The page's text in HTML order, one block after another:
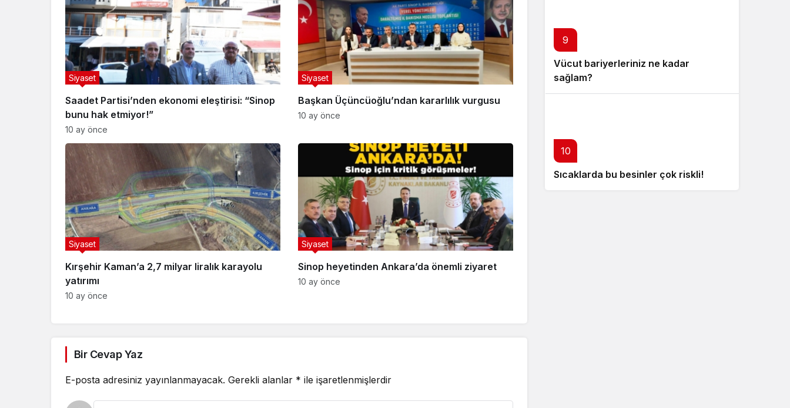
Saadet Partisi’nden ekonomi eleştirisi: “Sinop
bunu hak etmiyor!”
Siyaset
10 ay önce
Başkan Üçüncüoğlu’ndan kararlılık vurgusu
Siyaset
10 ay önce
Kırşehir Kaman’a 2,7 milyar liralık karayolu
yatırımı
Siyaset
10 ay önce
Sinop heyetinden Ankara’da önemli ziyaret
Siyaset
10 ay önce
Bir Cevap Yaz
E-posta adresiniz yayınlanmayacak. Gerekli alanlar * ile işaretlenmişlerdir
9
Vücut bariyerleriniz ne kadar
sağlam?
10
Sıcaklarda bu besinler çok riskli!